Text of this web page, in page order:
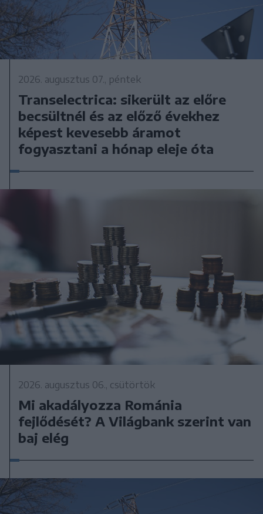
2026. augusztus 07., péntek
Transelectrica: sikerült az előre
becsültnél és az előző évekhez
képest kevesebb áramot
fogyasztani a hónap eleje óta
2026. augusztus 06., csütörtök
Mi akadályozza Románia
fejlődését? A Világbank szerint van
baj elég